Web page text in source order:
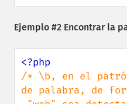
Ejemplo #2 Encontrar la
/* \b, en el
de palabra, de